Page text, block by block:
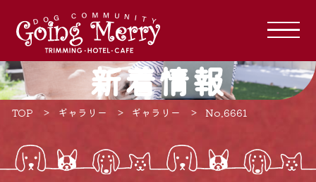
新着情報
TOP ギャラリー ギャラリー No.6661